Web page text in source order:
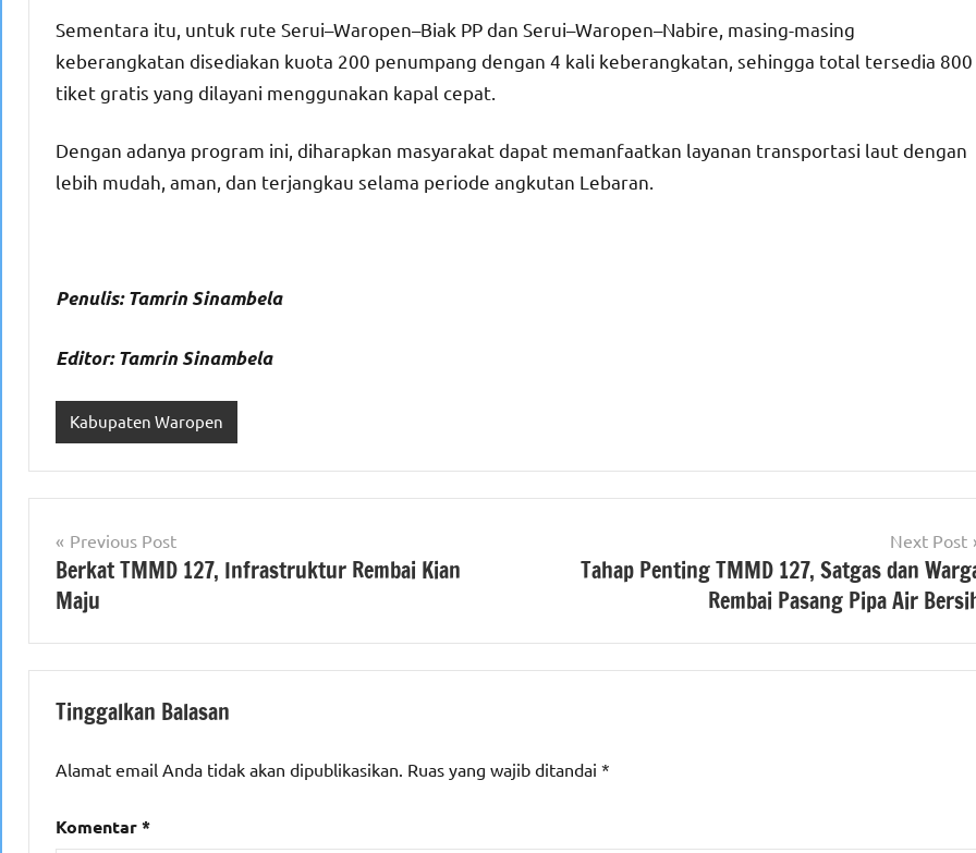
Sementara itu, untuk rute Serui–Waropen–Biak PP dan Serui–Waropen–Nabire, masing-masing
keberangkatan disediakan kuota 200 penumpang dengan 4 kali keberangkatan, sehingga total tersedia 800
tiket gratis yang dilayani menggunakan kapal cepat.
Dengan adanya program ini, diharapkan masyarakat dapat memanfaatkan layanan transportasi laut dengan
lebih mudah, aman, dan terjangkau selama periode angkutan Lebaran.
Penulis: Tamrin Sinambela
Editor: Tamrin Sinambela
Kabupaten Waropen
Navigasi
pos
Previous Post
Berkat TMMD 127, Infrastruktur Rembai Kian
Maju
Next Post
Tahap Penting TMMD 127, Satgas dan
Rembai Pasang Pipa Air
Tinggalkan Balasan
Alamat email Anda tidak akan dipublikasikan. Ruas yang wajib ditandai *
Komentar*